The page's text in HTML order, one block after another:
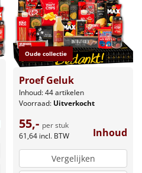
Oude collectie
Proef Geluk
Inhoud: 44 artikelen
Voorraad: Uitverkocht
55,- per stuk
61,64 incl. BTW Inhoud
Vergelijken